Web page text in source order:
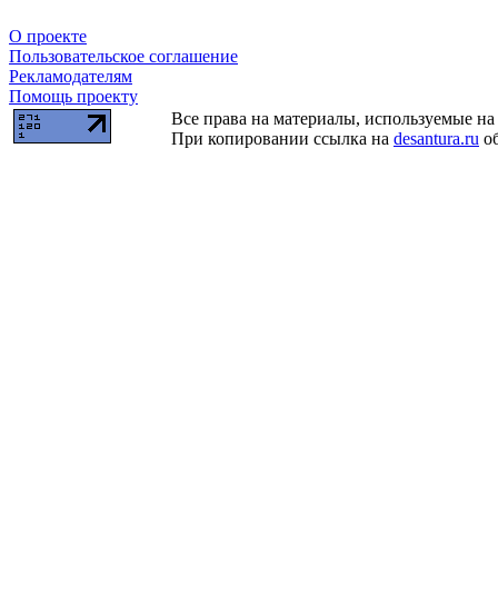
О проекте
Пользовательское соглашение
Рекламодателям
Помощь проекту
Все права на материалы, используемые
При копировании ссылка на desantura.ru